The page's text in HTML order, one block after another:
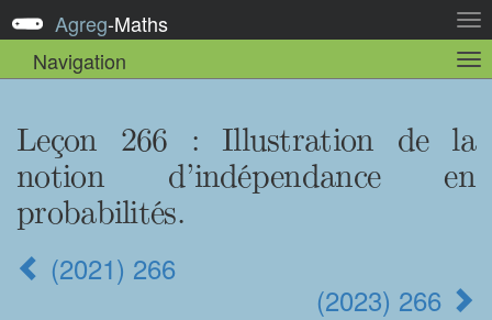
la
Agreg-Maths
Navigation
la
Leçon 266 : Illustration de la
notion d’indépendance en
probabilités.
(2021) 266
(2023) 266